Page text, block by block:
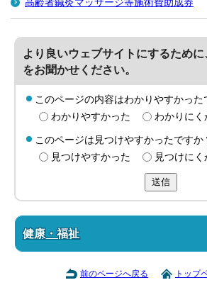
高齢者鍼灸マッサージ等施術費助成券
より良いウェブサイトにするため
をお聞かせください。
このページの内容はわかりやすかった
わかりやすかった
わかりにく
このページは見つけやすかったですか
見つけやすかった
見つけにく
送信
健康・福祉
前のページへ戻る トップ